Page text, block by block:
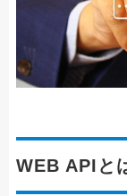
WEB APIと